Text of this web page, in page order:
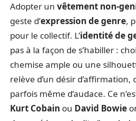
Adopter un vêtement non-
geste d’expression de genre,
pour le collectif. L’identité de
pas à la façon de s’habiller :
chemise ample ou une
relève d’un désir d’affirmation,
parfois même d’audace. Ce
Kurt Cobain ou David Bowie